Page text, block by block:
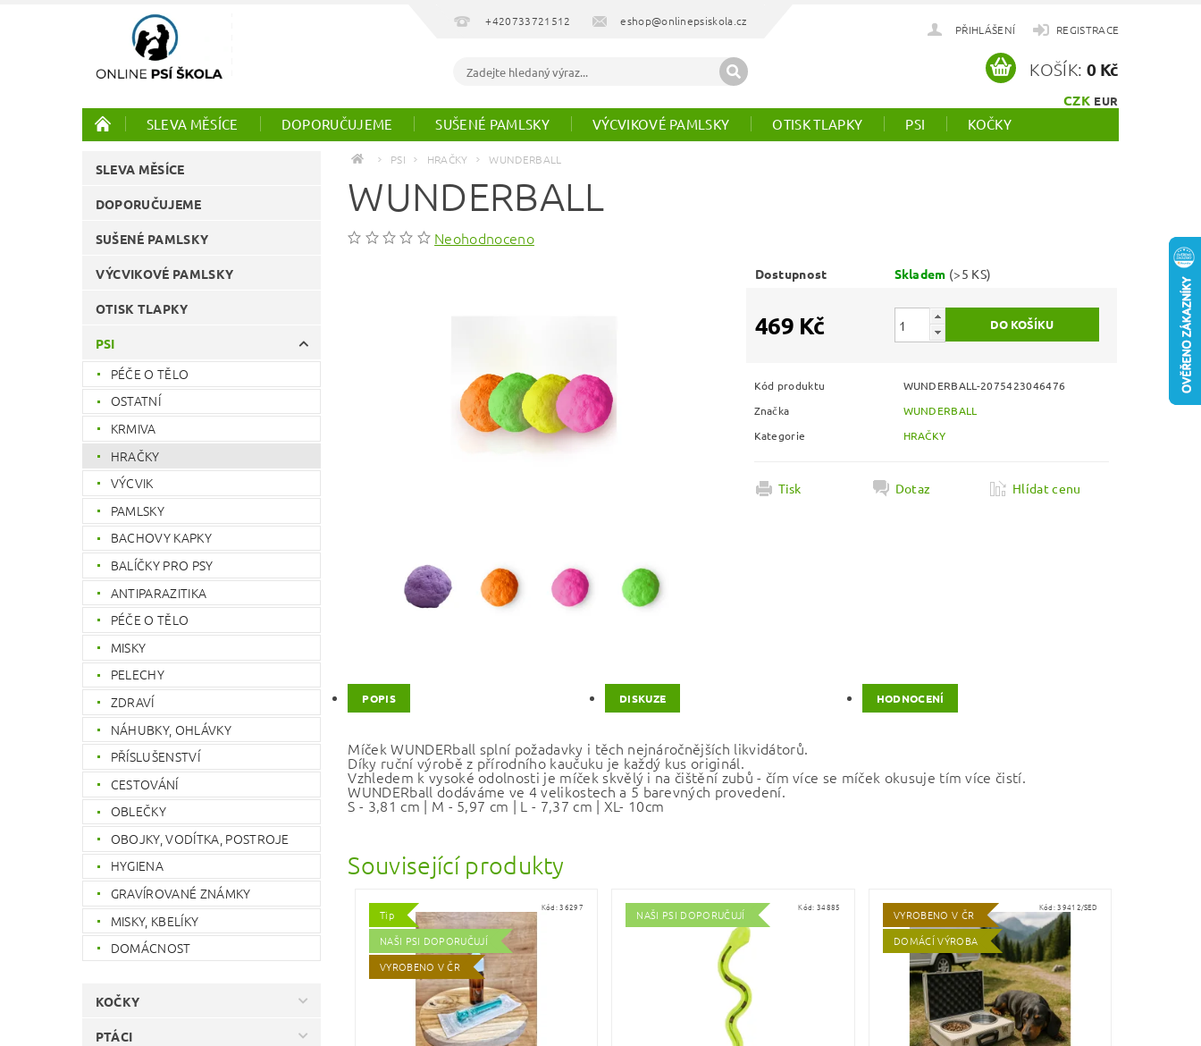
+420733721512 eshop@onlinepsiskola.cz
PŘIHLÁŠENÍ REGISTRACE
CZK EUR
KOŠÍK: 0 Kč
SLEVA MĚSÍCE DOPORUČUJEME SUŠENÉ PAMLSKY VÝCVIKOVÉ PAMLSKY OTISK TLAPKY PSI KOČKY
SLEVA MĚSÍCE
DOPORUČUJEME
SUŠENÉ PAMLSKY
VÝCVIKOVÉ PAMLSKY
OTISK TLAPKY
PSI
PÉČE O TĚLO
OSTATNÍ
KRMIVA
HRAČKY
VÝCVIK
PAMLSKY
BACHOVY KAPKY
BALÍČKY PRO PSY
ANTIPARAZITIKA
PÉČE O TĚLO
MISKY
PELECHY
ZDRAVÍ
NÁHUBKY, OHLÁVKY
PŘÍSLUŠENSTVÍ
CESTOVÁNÍ
OBLEČKY
OBOJKY, VODÍTKA, POSTROJE
HYGIENA
GRAVÍROVANÉ ZNÁMKY
MISKY, KBELÍKY
DOMÁCNOST
KOČKY
PTÁCI
PSI HRAČKY WUNDERBALL
WUNDERBALL
Neohodnoceno
Dostupnost Skladem (>5 KS)
469 Kč
Kód produktu
WUNDERBALL-2075423046476
Značka
WUNDERBALL
Kategorie
HRAČKY
Tisk Dotaz Hlídat cenu
POPIS DISKUZE HODNOCENÍ
Míček WUNDERball splní požadavky i těch nejnáročnějších likvidátorů.
Díky ruční výrobě z přírodního kaučuku je každý kus originál.
Vzhledem k vysoké odolnosti je míček skvělý i na čištění zubů - čím více se míček okusuje tím více čistí.
WUNDERball dodáváme ve 4 velikostech a 5 barevných provedení.
S - 3,81 cm | M - 5,97 cm | L - 7,37 cm | XL- 10cm
Související produkty
Tip
NAŠI PSI DOPORUČUJÍ
VYROBENO V ČR
Kód:36297
NAŠI PSI DOPORUČUJÍ
Kód: 34885
VYROBENO V ČR
DOMÁCÍ VÝROBA
Kód:39412/SED